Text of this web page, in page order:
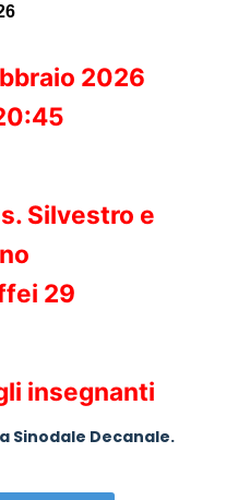
2026
Silvestro e
29
insegnanti
Sinodale Decanale.